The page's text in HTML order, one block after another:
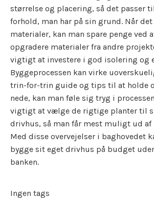
størrelse og placering, så det passer
forhold, man har på sin grund. Når
materialer, kan man spare penge ved
opgradere materialer fra andre
vigtigt at investere i god isolering og
Byggeprocessen kan virke
trin-for-trin guide og tips til at holde
nede, kan man føle sig tryg i
vigtigt at vælge de rigtige planter til
drivhus, så man får mest muligt ud af
Med disse overvejelser i baghovedet
bygge sit eget drivhus på budget
banken.
Ingen tags